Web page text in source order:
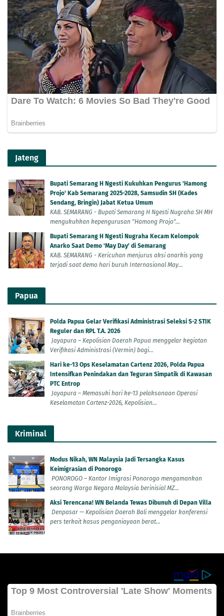
Jateng
Bupati Semarang H Ngesti Kukuhkan Pengurus 'Hamong
Projo' Kab Semarang 2025-2028, Samsudin SH (Kades
Sendang, Bringin) Jabat Ketua Umum
KAB. SEMARANG - Bupati Semarang H Ngesti Nugraha SH MH
mengukuhkan kepengurusan "Hamong Projo"...
Bupati Semarang H Ngesti Nugraha Kecam Kelompok
Anarko Saat Demo 'May Day' di Semarang
KAB. SEMARANG - Kericuhan menjurus aksi anarkis yang
terjadi saat demo hari buruh Internasional May...
Papua
Polda Papua Gelar Verifikasi Administrasi Seleksi S-2 STIK
Reguler dan RPL T.A. 2026
Jayapura – Kepolisian Daerah Papua menggelar kegiatan
Verifikasi Administrasi (Vermin) bagi...
Hari ke-13 Ops Keselamatan Cartenz 2026, Polda Papua
Intensifkan Penindakan dan Teguran Simpatik di Kawasan
PTC Entrop
Jayapura – Memasuki hari ke-13 pelaksanaan Operasi
Keselamatan Cartenz-2026, Kepolisian...
Kriminal
Modus Nikah, WN Malaysia Jadi Tersangka Kasus
Keimigrasian di Ponorogo
PONOROGO – Kantor Imigrasi Ponorogo mengamankan
seorang Warga Negara Malaysia berinisial MZ...
Aksi Terencana! WN Belanda Tewas Dibunuh di Depan Villa
Denpasar — Kepolisian Daerah Bali menggelar konferensi
pers terkait kasus penganiayaan berat...